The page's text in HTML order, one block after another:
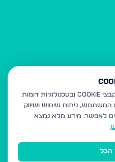
אתר רשות היחיד עושה שימוש בקבצי Cookie ובטכנולוגיות דומות
המשתמש, ניתוח שימוש ושיווק
לאפשר. מידע מלא נמצא
.
הכל